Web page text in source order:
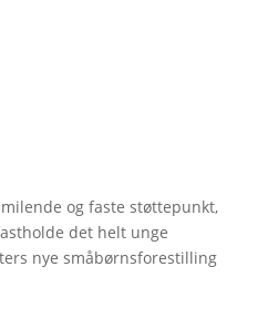
og faste støttepunkt,
det helt unge
nye småbørnsforestilling